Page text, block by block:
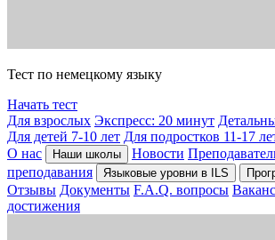
Тест по немецкому языку
Начать тест
Для взрослых Экспресс: 20 минут
Для детей 7-10 лет Для подростков 11-17
О нас
Наши школы Новости
преподавания
Языковые уровни в ILS
Отзывы Документы F.A.Q. вопросы
достижения